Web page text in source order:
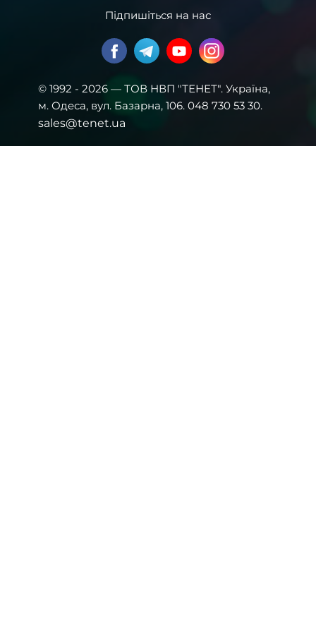
Підпишіться на нас
© 1992 - 2026 — ТОВ НВП "ТЕНЕТ". Українa,
м. Одеса, вул. Базарна, 106. 048 730 53 30.
sales@tenet.ua